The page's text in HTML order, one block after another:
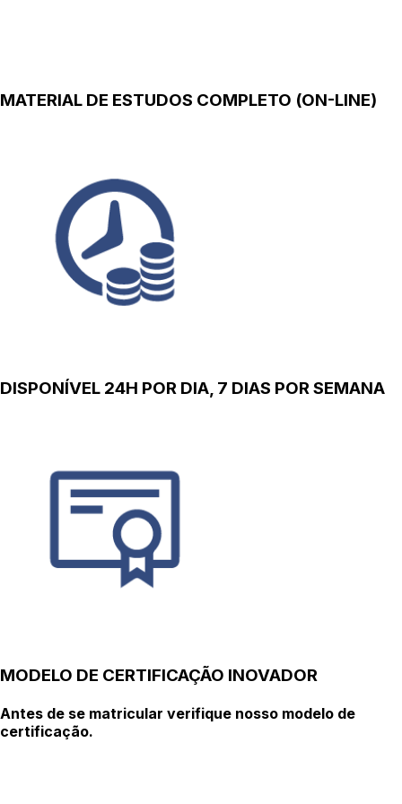
MATERIAL DE ESTUDOS COMPLETO (ON-LINE)
DISPONÍVEL 24H POR DIA, 7 DIAS POR SEMANA
MODELO DE CERTIFICAÇÃO INOVADOR
Antes de se matricular verifique nosso modelo de
certificação.